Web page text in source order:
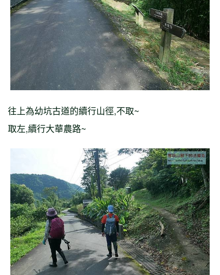
往上為幼坑古道的續行山徑,不取~
取左,續行大華農路~